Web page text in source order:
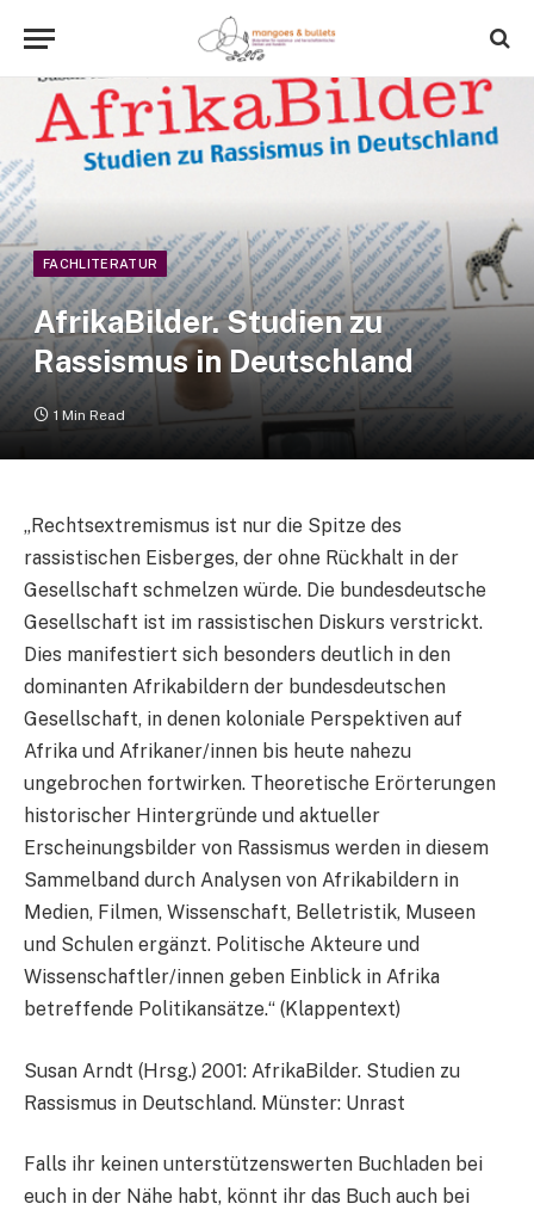
FACHLITERATUR
AfrikaBilder. Studien zu
Rassismus in Deutschland
1 Min Read
„Rechtsextremismus ist nur die Spitze des
rassistischen Eisberges, der ohne Rückhalt in der
Gesellschaft schmelzen würde. Die bundesdeutsche
Gesellschaft ist im rassistischen Diskurs verstrickt.
Dies manifestiert sich besonders deutlich in den
dominanten Afrikabildern der bundesdeutschen
Gesellschaft, in denen koloniale Perspektiven auf
Afrika und Afrikaner/innen bis heute nahezu
ungebrochen fortwirken. Theoretische Erörterungen
historischer Hintergründe und aktueller
Erscheinungsbilder von Rassismus werden in diesem
Sammelband durch Analysen von Afrikabildern in
Medien, Filmen, Wissenschaft, Belletristik, Museen
und Schulen ergänzt. Politische Akteure und
Wissenschaftler/innen geben Einblick in Afrika
betreffende Politikansätze.“ (Klappentext)
Susan Arndt (Hrsg.) 2001: AfrikaBilder. Studien zu
Rassismus in Deutschland. Münster: Unrast
Falls ihr keinen unterstützenswerten Buchladen bei
euch in der Nähe habt, könnt ihr das Buch auch bei